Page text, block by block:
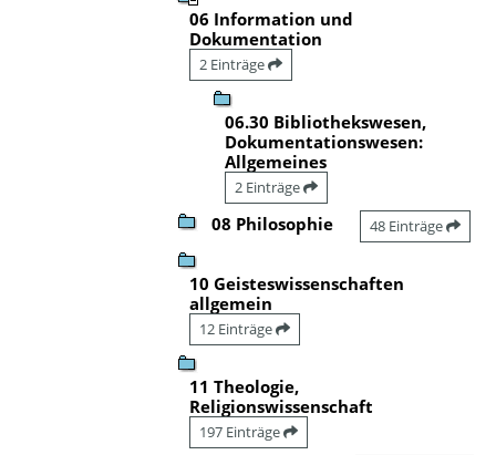
06 Information und
Dokumentation
2 Einträge
06.30 Bibliothekswesen,
Dokumentationswesen:
Allgemeines
2 Einträge
08 Philosophie 48 Einträge
10 Geisteswissenschaften
allgemein
12 Einträge
11 Theologie,
Religionswissenschaft
197 Einträge